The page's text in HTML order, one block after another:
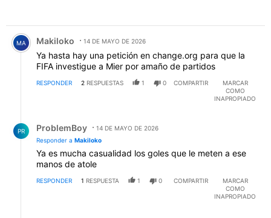
Comentario de Makiloko.
MA Makiloko 14 DE MAYO DE 2026
Ya hasta hay una petición en change.org para que la
FIFA investigue a Mier por amaño de partidos
RESPONDER 2 RESPUESTAS 1 0 COMPARTIR
MARCAR
COMO
INAPROPIADO
PR ProblemBoy
14 DE MAYO DE 2026
Responder a Makiloko
Ya es mucha casualidad los goles que le meten a ese
manos de atole
RESPONDER 1 RESPUESTA 1 0 COMPARTIR
MARCAR
COMO
INAPROPIADO